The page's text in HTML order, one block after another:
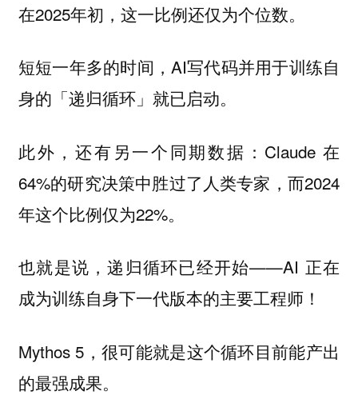
在2025年初，这一比例还仅为个位数。
短短一年多的时间，AI写代码并用于训练自
身的「递归循环」就已启动。
此外，还有另一个同期数据：Claude 在
64%的研究决策中胜过了人类专家，而2024
年这个比例仅为22%。
也就是说，递归循环已经开始——AI 正在
成为训练自身下一代版本的主要工程师！
Mythos 5，很可能就是这个循环目前能产出
的最强成果。